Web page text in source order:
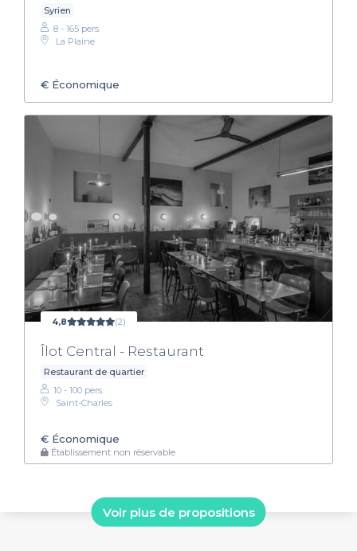
Syrien
8 - 165 pers.
La Plaine
€ Économique
4,8 (2)
Îlot Central - Restaurant
Restaurant de quartier
10 - 100 pers.
Saint-Charles
€ Économique
Établissement non réservable
Voir plus de propositions